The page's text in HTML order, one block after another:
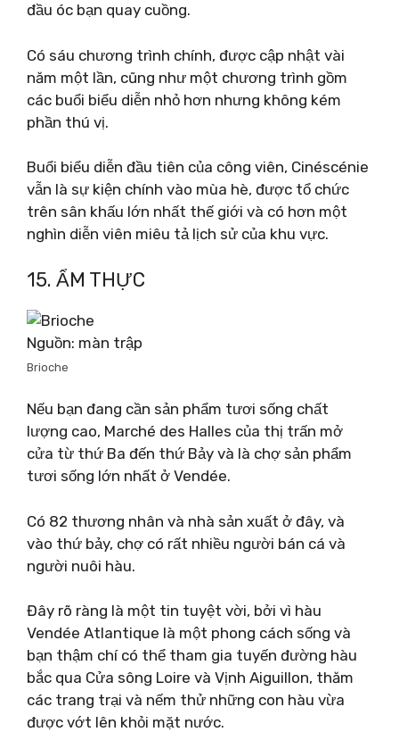
đầu óc bạn quay cuồng.
Có sáu chương trình chính, được cập nhật vài
năm một lần, cũng như một chương trình gồm
các buổi biểu diễn nhỏ hơn nhưng không kém
phần thú vị.
Buổi biểu diễn đầu tiên của công viên, Cinéscénie
vẫn là sự kiện chính vào mùa hè, được tổ chức
trên sân khấu lớn nhất thế giới và có hơn một
nghìn diễn viên miêu tả lịch sử của khu vực.
15. ẨM THỰC
Nguồn: màn trập
Brioche
Nếu bạn đang cần sản phẩm tươi sống chất
lượng cao, Marché des Halles của thị trấn mở
cửa từ thứ Ba đến thứ Bảy và là chợ sản phẩm
tươi sống lớn nhất ở Vendée.
Có 82 thương nhân và nhà sản xuất ở đây, và
vào thứ bảy, chợ có rất nhiều người bán cá và
người nuôi hàu.
Đây rõ ràng là một tin tuyệt vời, bởi vì hàu
Vendée Atlantique là một phong cách sống và
bạn thậm chí có thể tham gia tuyến đường hàu
bắc qua Cửa sông Loire và Vịnh Aiguillon, thăm
các trang trại và nếm thử những con hàu vừa
được vớt lên khỏi mặt nước.